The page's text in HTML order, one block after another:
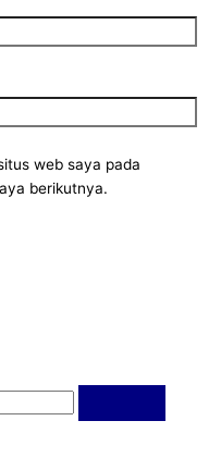
web saya pada
berikutnya.